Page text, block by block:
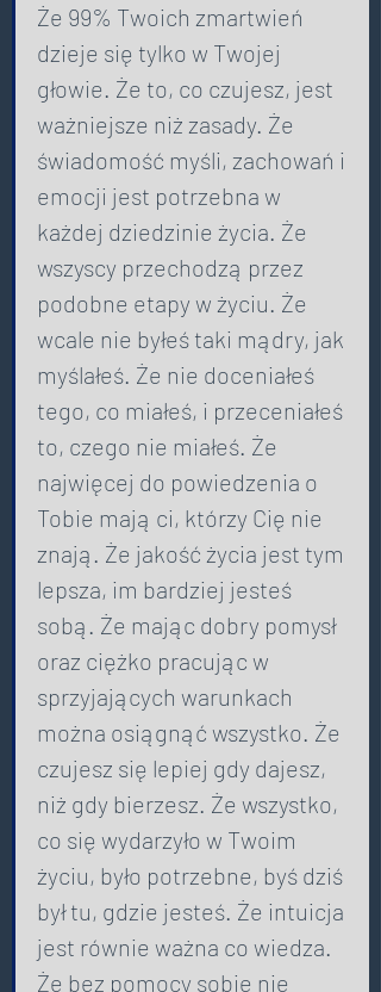
Że 99% Twoich zmartwień
dzieje się tylko w Twojej
głowie. Że to, co czujesz, jest
ważniejsze niż zasady. Że
świadomość myśli, zachowań i
emocji jest potrzebna w
każdej dziedzinie życia. Że
wszyscy przechodzą przez
podobne etapy w życiu. Że
wcale nie byłeś taki mądry, jak
myślałeś. Że nie doceniałeś
tego, co miałeś, i przeceniałeś
to, czego nie miałeś. Że
najwięcej do powiedzenia o
Tobie mają ci, którzy Cię nie
znają. Że jakość życia jest tym
lepsza, im bardziej jesteś
sobą. Że mając dobry pomysł
oraz ciężko pracując w
sprzyjających warunkach
można osiągnąć wszystko. Że
czujesz się lepiej gdy dajesz,
niż gdy bierzesz. Że wszystko,
co się wydarzyło w Twoim
życiu, było potrzebne, byś dziś
był tu, gdzie jesteś. Że intuicja
jest równie ważna co wiedza.
Że bez pomocy sobie nie